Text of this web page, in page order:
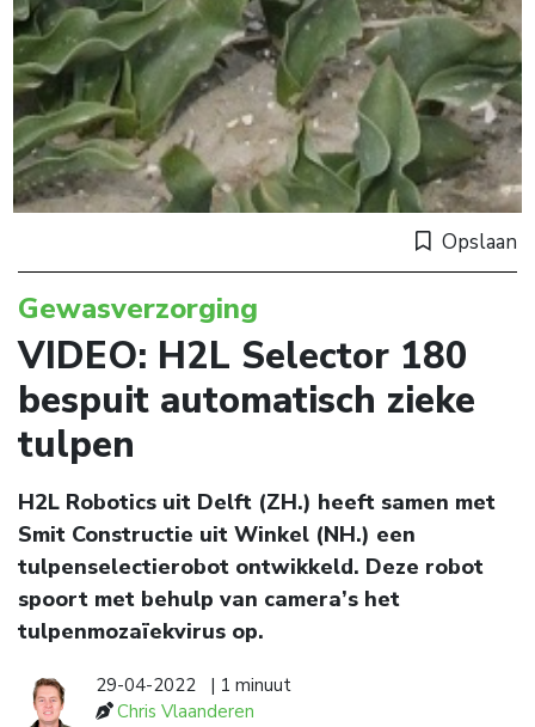
Opslaan
Gewasverzorging
VIDEO: H2L Selector 180
bespuit automatisch zieke
tulpen
H2L Robotics uit Delft (ZH.) heeft samen met
Smit Constructie uit Winkel (NH.) een
tulpenselectierobot ontwikkeld. Deze robot
spoort met behulp van camera’s het
tulpenmozaïekvirus op.
29-04-2022
| 1 minuut
Chris Vlaanderen